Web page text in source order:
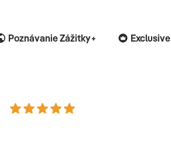
Poznávanie Zážitky+ Exclusive